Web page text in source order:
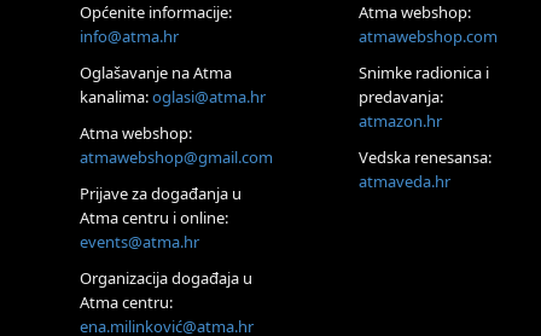
Tečaj Višeg Vodstva, razvijanja intuicije i Akaša zapisa
Online
Upisi u program Profesionalni hipnoterapeut — nova
Online
Postanite Nositelj Vibracije Nove Zemlje
Visoko
Alemka Dauskardt – Jednodnevna radionica sistemskih
konstelacija
Općenite informacije:
info@atma.hr
Oglašavanje na Atma
kanalima:oglasi@atma.hr
Atma webshop:
atmawebshop@gmail.com
Prijave za događanja u
Atma centru i online:
events@atma.hr
Organizacija događaja u
Atma centru:
ena.milinković@atma.hr
Atma webshop:
atmawebshop.com
Snimke radionica i
predavanja:
atmazon.hr
Vedska renesansa:
atmaveda.hr